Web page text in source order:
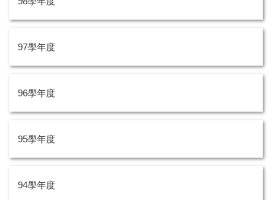
97學年度
96學年度
95學年度
94學年度